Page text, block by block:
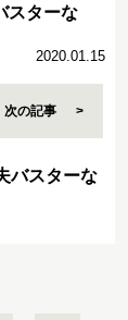
スターな
2020.01.15
次の記事
バスターな